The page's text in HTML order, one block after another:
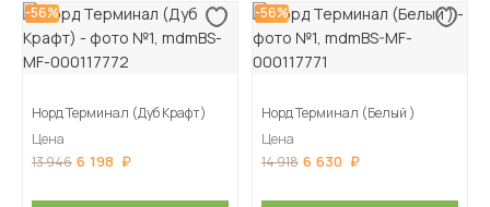
-56%
Норд Терминал (Дуб Крафт)
Цена
13 946 6 198
-56%
Норд Терминал (Белый )
Цена
14 918 6 630